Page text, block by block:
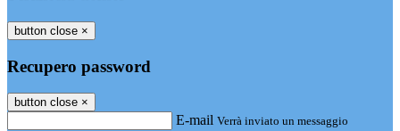
button close ×
Recupero password
button close ×
E-mail Verrà inviato un messaggio